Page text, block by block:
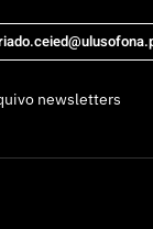
newsletters